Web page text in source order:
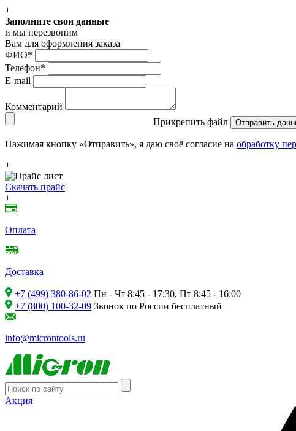
+
Заполните свои данные
и мы перезвоним
Вам для оформления заказа
ФИО*
Телефон*
E-mail
Комментарий
Прикрепить файл
Отправить
Нажимая кнопку «Отправить», я даю своё согласие на обработку
+
Скачать прайс
+
Оплата
Доставка
+7 (499) 380-86-02 Пн - Чт 8:45 - 17:30, Пт 8:45 - 16:00
+7 (800) 100-32-09 Звонок по России бесплатный
info@microntools.ru
Акция